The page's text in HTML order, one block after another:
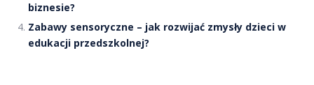
biznesie?
Zabawy sensoryczne – jak rozwijać zmysły dzieci w
edukacji przedszkolnej?